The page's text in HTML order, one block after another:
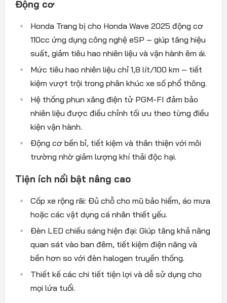
Động cơ
Honda Trang bị cho Honda Wave 2025 động cơ
110cc ứng dụng công nghệ eSP – giúp tăng hiệu
suất, giảm tiêu hao nhiên liệu và vận hành êm ái.
Mức tiêu hao nhiên liệu chỉ 1,8 lít/100 km – tiết
kiệm vượt trội trong phân khúc xe số phổ thông.
Hệ thống phun xăng điện tử PGM-FI đảm bảo
nhiên liệu được điều chỉnh tối ưu theo từng điều
kiện vận hành.
Động cơ bền bỉ, tiết kiệm và thân thiện với môi
trường nhờ giảm lượng khí thải độc hại.
Tiện ích nổi bật nâng cao
Cốp xe rộng rãi: Đủ chỗ cho mũ bảo hiểm, áo mưa
hoặc các vật dụng cá nhân thiết yếu.
Đèn LED chiếu sáng hiện đại: Giúp tăng khả năng
quan sát vào ban đêm, tiết kiệm điện năng và
bền hơn so với đèn halogen truyền thống.
Thiết kế các chi tiết tiện lợi và dễ sử dụng cho
mọi lứa tuổi.